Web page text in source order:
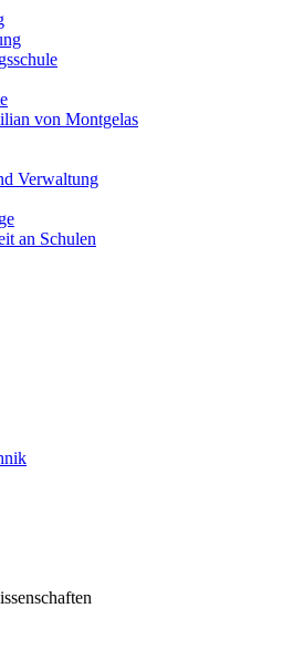
von Montgelas
Verwaltung
an Schulen